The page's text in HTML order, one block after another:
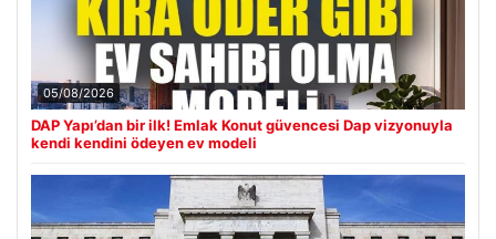
05/08/2026
DAP Yapı’dan bir ilk! Emlak Konut güvencesi Dap vizyonuyla
kendi kendini ödeyen ev modeli